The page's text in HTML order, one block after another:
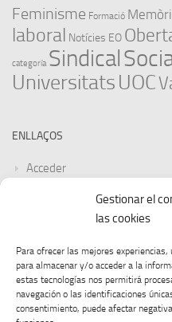
Gestionar el
las cookies
Para ofrecer las mejores
para almacenar y/o acceder a la
estas tecnologías nos permitirá
navegación o las identificaciones
consentimiento, puede afectar
Feminisme Formació
laboral Notícies EO
categoría Sindical
UniversitatsUOC
ENLLAÇOS
Acceder
Feed de entradas
WordPress.org